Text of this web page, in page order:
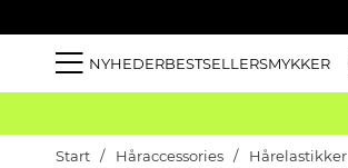
NYHEDERBESTSELLERSMYKKER
Start Håraccessories Hårelastikker